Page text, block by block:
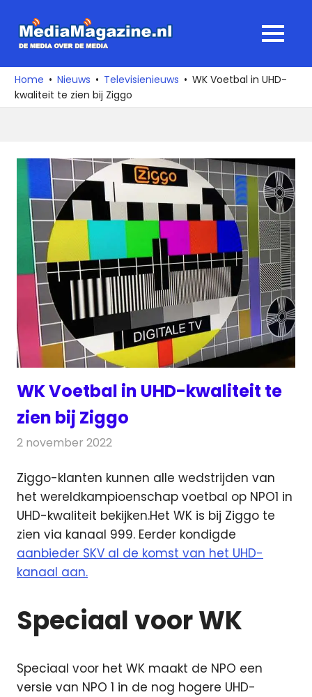
naar
media
over
de
MENU
Home Nieuws Televisienieuws
WK Voetbal in UHD-
kwaliteit te zien bij Ziggo
WK Voetbal in UHD-kwaliteit te
zien bij Ziggo
2 november 2022
Ziggo-klanten kunnen alle wedstrijden van
het wereldkampioenschap voetbal op NPO1 in
UHD-kwaliteit bekijken.Het WK is bij Ziggo te
zien via kanaal 999. Eerder kondigde
aanbieder SKV al de komst van het UHD-
kanaal aan.
Speciaal voor WK
Speciaal voor het WK maakt de NPO een
versie van NPO 1 in de nog hogere UHD-